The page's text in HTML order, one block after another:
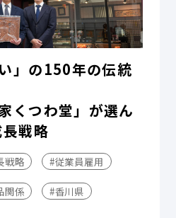
」の150年の伝統
くつわ堂」が選ん
戦略
戦略 #従業員雇用
関係 #香川県